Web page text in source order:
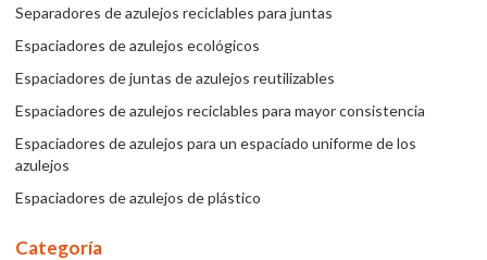
Separadores de azulejos reciclables para juntas
Espaciadores de azulejos ecológicos
Espaciadores de juntas de azulejos reutilizables
Espaciadores de azulejos reciclables para mayor consistencia
Espaciadores de azulejos para un espaciado uniforme de los
azulejos
Espaciadores de azulejos de plástico
Categoría